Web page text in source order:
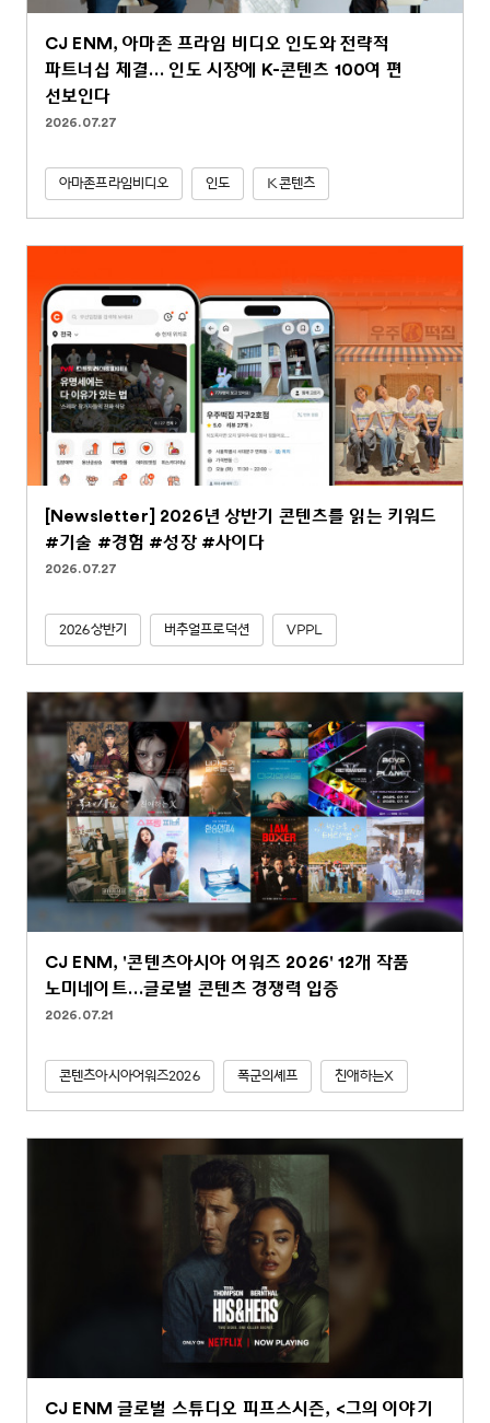
CJ ENM, 아마존 프라임 비디오 인도와 전략적
파트너십 체결… 인도 시장에 K-콘텐츠 100여 편
선보인다
2026.07.27
아마존프라임비디오 인도 K콘텐츠
[Newsletter] 2026년 상반기 콘텐츠를 읽는 키워드
#기술 #경험 #성장 #사이다
2026.07.27
2026상반기 버추얼프로덕션 VPPL
CJ ENM, '콘텐츠아시아 어워즈 2026' 12개 작품
노미네이트…글로벌 콘텐츠 경쟁력 입증
2026.07.21
콘텐츠아시아어워즈2026 폭군의셰프 친애하는X
CJ ENM 글로벌 스튜디오 피프스시즌, <그의 이야기